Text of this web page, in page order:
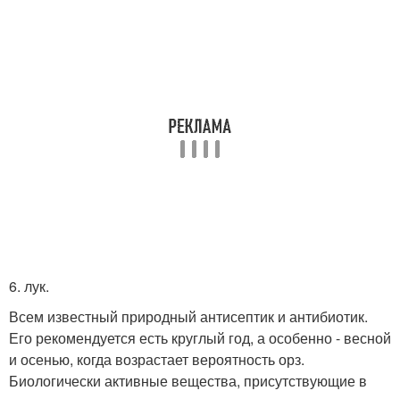
6. лук.
Всем известный природный антисептик и антибиотик.
Его рекомендуется есть круглый год, а особенно - весной
и осенью, когда возрастает вероятность орз.
Биологически активные вещества, присутствующие в